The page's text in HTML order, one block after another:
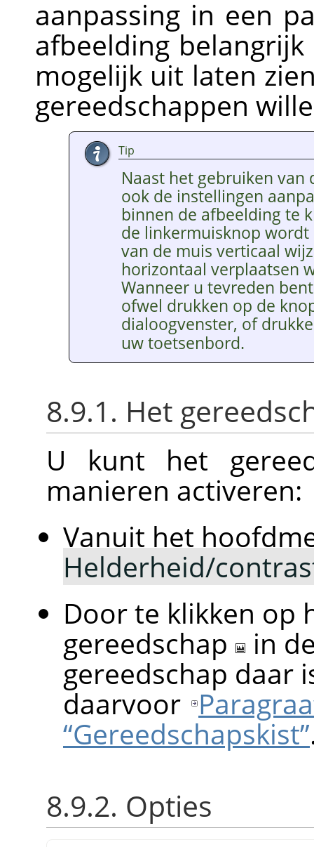
aanpassing in een
afbeelding
mogelijk uit laten
gereedschappen
Tip
Naast het gebruiken
ook de instellingen
binnen de afbeelding te
de linkermuisknop
van de muis verticaal
horizontaal verplaatsen
Wanneer u tevreden
ofwel drukken op de
dialoogvenster, of
uw toetsenbord.
8.9.1. Het
U kunt het
manieren activeren:
Vanuit het
Helderheid/
Door te klikken op
gereedschap
in
gereedschap daar
daarvoor
“Gereedschapskist”
8.9.2. Opties